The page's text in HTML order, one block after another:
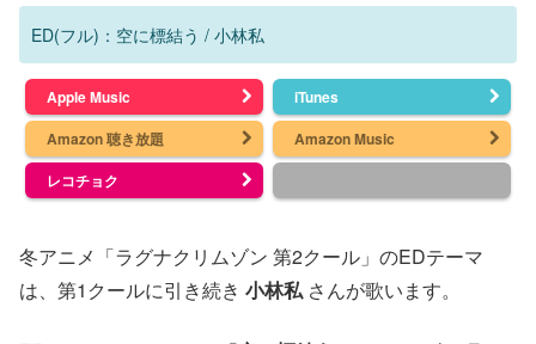
ED(フル)：空に標結う / 小林私
Apple Music
iTunes
Amazon 聴き放題
Amazon Music
レコチョク
冬アニメ「ラグナクリムゾン 第2クール」のEDテーマ
は、第1クールに引き続き 小林私さんが歌います。